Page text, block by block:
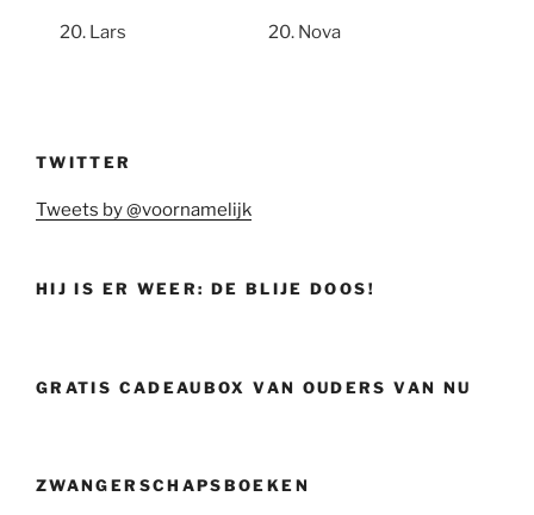
Lars Nova
TWITTER
Tweets by @voornamelijk
HIJ IS ER WEER: DE BLIJE DOOS!
GRATIS CADEAUBOX VAN OUDERS VAN NU
ZWANGERSCHAPSBOEKEN